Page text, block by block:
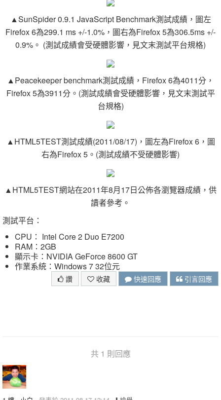
▲SunSpider 0.9.1 JavaScript Benchmark測試成績，圖左
Firefox 6為299.1 ms +/-1.0%，圖右為Firefox 5為306.5ms +/-
0.9%。 (測試成績會受硬體影響，見文末測試平台規格)
▲Peacekeeper benchmark測試成績，Firefox 6為4011分，
Firefox 5為3911分。(測試成績會受硬體影響，見文末測試平
台規格)
▲HTML5TEST測試成績(2011/08/17)，圖左為Firefox 6，圖
右為Firefox 5。(測試成績不受硬體影響)
▲HTML5TEST網站在2011年8月17日公佈各瀏覽器成績，供
讀者參考。
測試平台：
CPU： Intel Core 2 Duo E7200
RAM：2GB
顯示卡：NVIDIA GeForce 8600 GT
作業系統：Windows 7 32位元
讚 收藏 快速回應 引言回應
共 1 則回應